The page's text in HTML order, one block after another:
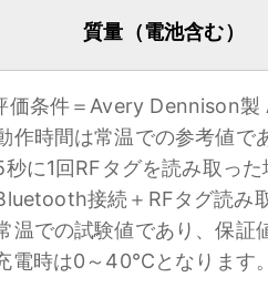
質量（電池含む）
価条件＝Avery Dennison製
作時間は常温での参考値で
に1回RFタグを読み取った
接続＋RFタグ読み
温での試験値であり、保証
電時は0～40℃となります。